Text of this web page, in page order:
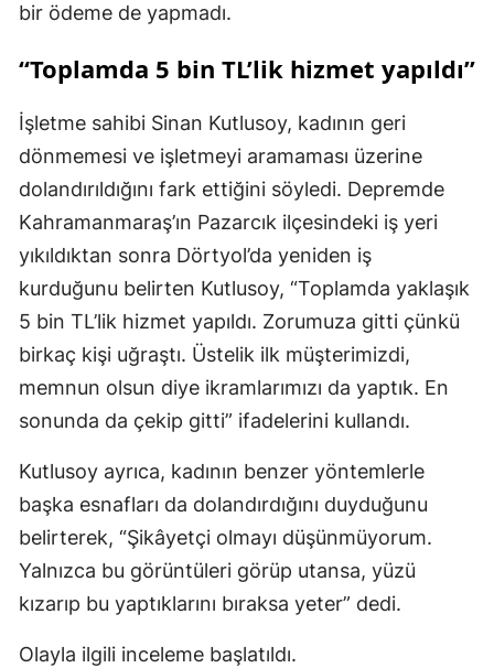
bir ödeme de yapmadı.
“Toplamda 5 bin TL’lik hizmet yapıldı”
İşletme sahibi Sinan Kutlusoy, kadının geri
dönmemesi ve işletmeyi aramaması üzerine
dolandırıldığını fark ettiğini söyledi. Depremde
Kahramanmaraş’ın Pazarcık ilçesindeki iş yeri
yıkıldıktan sonra Dörtyol’da yeniden iş
kurduğunu belirten Kutlusoy, “Toplamda yaklaşık
5 bin TL’lik hizmet yapıldı. Zorumuza gitti çünkü
birkaç kişi uğraştı. Üstelik ilk müşterimizdi,
memnun olsun diye ikramlarımızı da yaptık. En
sonunda da çekip gitti” ifadelerini kullandı.
Kutlusoy ayrıca, kadının benzer yöntemlerle
başka esnafları da dolandırdığını duyduğunu
belirterek, “Şikâyetçi olmayı düşünmüyorum.
Yalnızca bu görüntüleri görüp utansa, yüzü
kızarıp bu yaptıklarını bıraksa yeter” dedi.
Olayla ilgili inceleme başlatıldı.